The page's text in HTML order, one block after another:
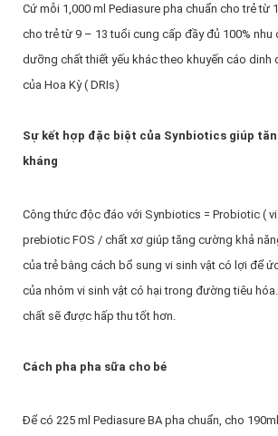
Cứ mỗi 1,000 ml Pediasure pha chuẩn cho trẻ từ
cho trẻ từ 9 – 13 tuổi cung cấp đầy đủ 100% nhu
dưỡng chất thiết yếu khác theo khuyến cáo dinh
của Hoa Kỳ ( DRIs)
Sự kết hợp đặc biệt của Synbiotics giúp
kháng
Công thức độc đáo với Synbiotics = Probiotic (
prebiotic FOS / chất xơ giúp tăng cường khả
của trẻ bằng cách bổ sung vi sinh vật có lợi để
của nhóm vi sinh vật có hại trong đường tiêu
chất sẽ được hấp thu tốt hơn.
Cách pha pha sữa cho bé
Để có 225 ml Pediasure BA pha chuẩn, cho